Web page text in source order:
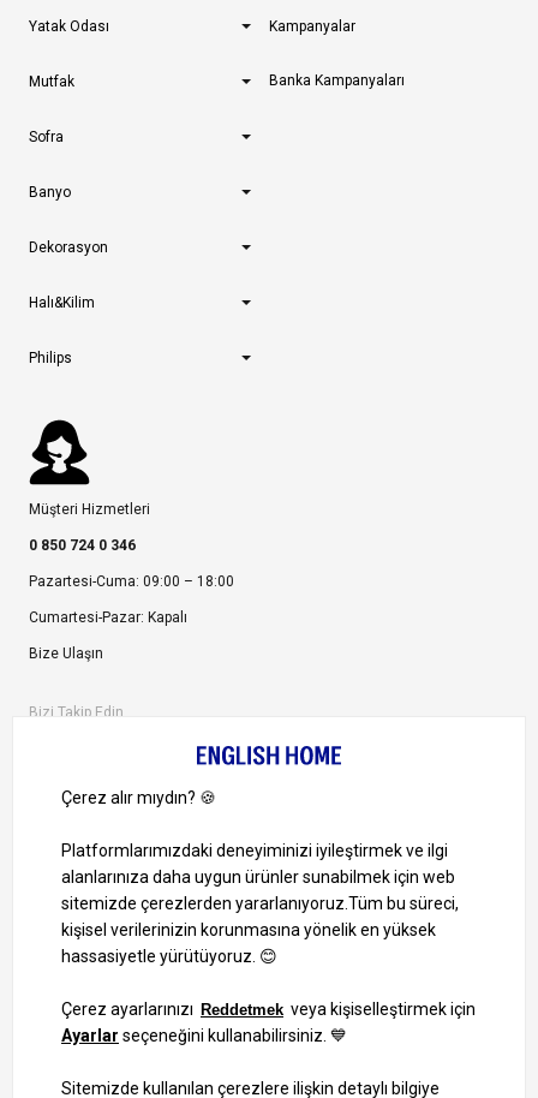
Yatak Odası
Mutfak
Sofra
Banyo
Dekorasyon
Halı&Kilim
Philips
Kampanyalar
Banka Kampanyaları
Müşteri Hizmetleri
0 850 724 0 346
Pazartesi-Cuma: 09:00 – 18:00
Cumartesi-Pazar: Kapalı
Bize Ulaşın
Bizi Takip Edin
1000 TL ve Üzeri Alışverişlerinizde Kargo Bedava!
Bilgi Toplum Hizmetleri
KVKK Veri İşleme Politikamız